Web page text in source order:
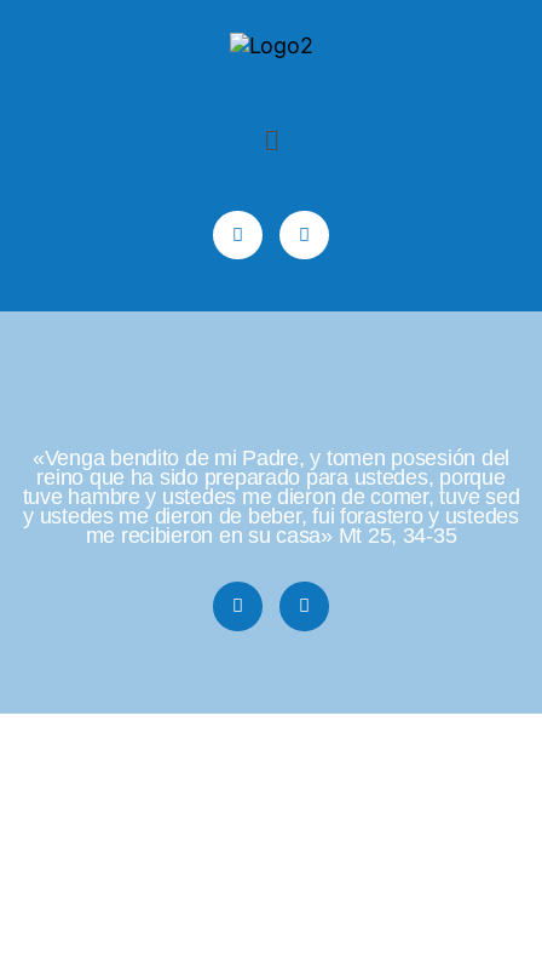
«Venga bendito de mi Padre, y tomen posesión del
reino que ha sido preparado para ustedes, porque
tuve hambre y ustedes me dieron de comer, tuve sed
y ustedes me dieron de beber, fui forastero y ustedes
me recibieron en su casa» Mt 25, 34-35